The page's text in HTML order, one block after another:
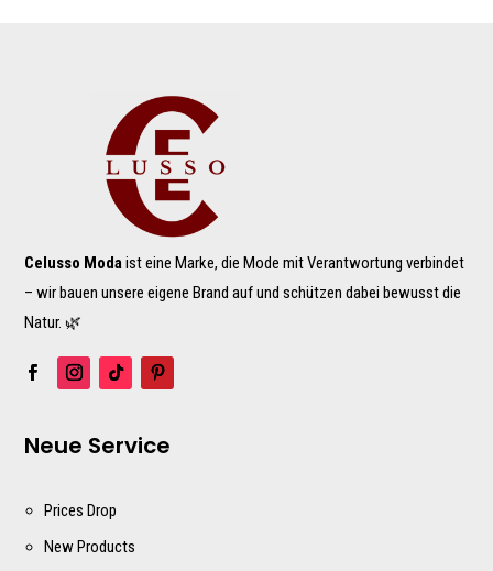
Celusso Modaist eine Marke, die Mode mit Verantwortung verbindet
– wir bauen unsere eigene Brand auf und schützen dabei bewusst die
Natur. 🌿
Neue Service
Prices Drop
New Products